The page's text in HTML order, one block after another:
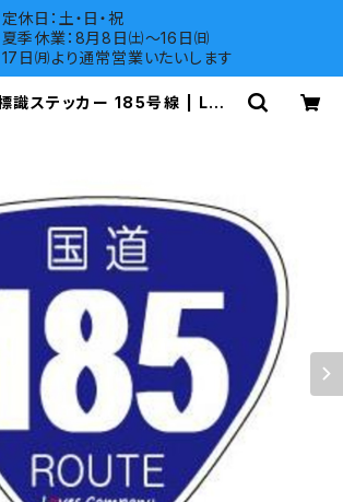
定休日：土・日・祝
夏季休業：8月8日㈯～16日㈰
17日㈪より通常営業いたいします
識ステッカー 185号線 | LOV